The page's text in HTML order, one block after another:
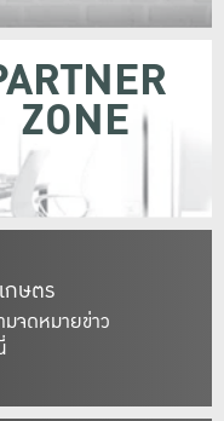
กษตร
จดหมายข่าว
ZONE